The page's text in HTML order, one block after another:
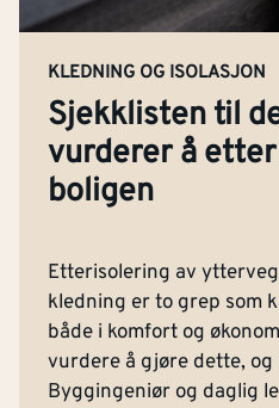
KLEDNING OG ISOLASJON
Sjekklisten til
vurderer å
boligen
Etterisolering av
kledning er to grep som
både i komfort og
vurdere å gjøre dette, og
Byggingeniør og daglig